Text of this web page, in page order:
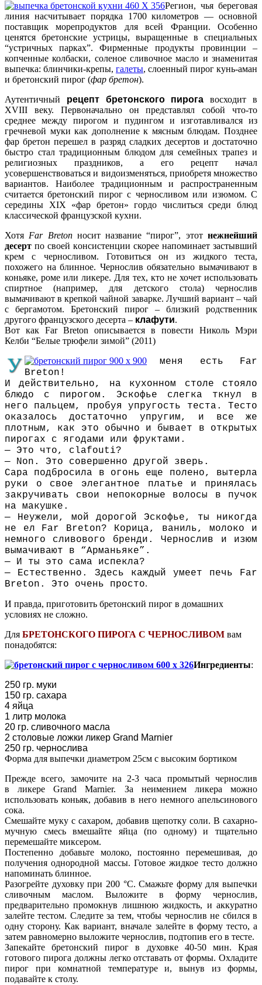
Регион, чья береговая
линия насчитывает порядка 1700 километров — основной
поставщик морепродуктов для всей Франции. Особенно
ценятся бретонские устрицы, выращенные в специальных
“устричных парках”. Фирменные продукты провинции –
копченные колбаски, соленое сливочное масло и знаменитая
выпечка: блинчики-крепы, галеты, слоенный пирог кунь-аман
и бретонский пирог (фар бретон).
Аутентичный рецепт бретонского пирога восходит в
XVIII веку. Первоначально он представлял собой что-то
среднее между пирогом и пудингом и изготавливался из
гречневой муки как дополнение к мясным блюдам. Позднее
фар бретон перешел в разряд сладких десертов и достаточно
быстро стал традиционным блюдом для семейных трапез и
религиозных праздников, а его рецепт начал
усовершенствоваться и видоизменяться, приобретя множество
вариантов. Наиболее традиционным и распространенным
считается бретонский пирог с черносливом или изюмом. С
середины XIX «фар бретон» гордо числиться среди блюд
классической французской кухни.
Хотя Far Bretonносит название “пирог”, этотнежнейший
десерт по своей консистенции скорее напоминает застывший
крем с черносливом. Готовиться он из жидкого теста,
похожего на блинное. Чернослив обязательно вымачивают в
коньяке, роме или ликере. Для тех, кто не хочет использовать
спиртное (например, для детского стола) чернослив
вымачивают в крепкой чайной заварке. Лучший вариант – чай
с бергамотом. Бретонский пирог – близкий родственник
другого французского десерта – клафути.
Вот как Far Breton описывается в повести Николь Мэри
Келби “Белые трюфели зимой” (2011)
У
меня есть Far
Breton!
И действительно, на кухонном столе стояло
блюдо с пирогом. Эскофье слегка ткнул в
него пальцем, пробуя упругость теста. Тесто
оказалось достаточно упругим, и все же
плотным, как это обычно и бывает в открытых
пирогах с ягодами или фруктами.
— Это что, сlafouti?
— Non. Это совершенно другой зверь.
Сара подбросила в огонь еще полено, вытерла
руки о свое элегантное платье и принялась
закручивать свои непокорные волосы в пучок
на макушке.
— Неужели, мой дорогой Эскофье, ты никогда
не ел Far Breton? Корица, ваниль, молоко и
немного сливового бренди. Чернослив и изюм
вымачивают в “Арманьяке”.
— И ты это сама испекла?
— Естественно. Здесь каждый умеет печь Far
Breton. Это очень просто.
И правда, приготовить бретонский пирог в домашних
условиях не сложно.
Для БРЕТОНСКОГО ПИРОГА С ЧЕРНОСЛИВОМ вам
понадобятся:
Ингредиенты:
250 гр. муки
150 гр. сахара
4 яйца
1 литр молока
20 гр. сливочного масла
2 столовые ложки ликер Grand Marnier
250 гр. чернослива
Форма для выпечки диаметром 25см с высоким бортиком
Прежде всего, замочите на 2-3 часа промытый чернослив
в ликере Grand Marnier. За неимением ликера можно
использовать коньяк, добавив в него немного апельсинового
сока.
Смешайте муку с сахаром, добавив щепотку соли. В сахарно-
мучную смесь вмешайте яйца (по одному) и тщательно
перемешайте миксером.
Постепенно добавьте молоко, постоянно перемешивая, до
получения однородной массы. Готовое жидкое тесто должно
напоминать блинное.
Разогрейте духовку при 200 °C. Смажьте форму для выпечки
сливочным маслом. Выложите в форму чернослив,
предварительно промокнув лишнюю жидкость, и аккуратно
залейте тестом. Следите за тем, чтобы чернослив не сбился в
одну сторону. Как вариант, вначале залейте в форму тесто, а
затем равномерно выложите чернослив, подтопив его в тесте.
Запекайте бретонский пирог в духовке 40-50 мин. Края
готового пирога должны легко отставать от формы. Охладите
пирог при комнатной температуре и, вынув из формы,
подавайте к столу.